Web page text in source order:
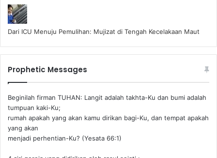
Dari ICU Menuju Pemulihan: Mujizat di Tengah Kecelakaan Maut
Prophetic Messages
Beginilah firman TUHAN: Langit adalah takhta-Ku dan bumi adalah
tumpuan kaki-Ku;
rumah apakah yang akan kamu dirikan bagi-Ku, dan tempat apakah
yang akan
menjadi perhentian-Ku? (Yesata 66:1) ‪